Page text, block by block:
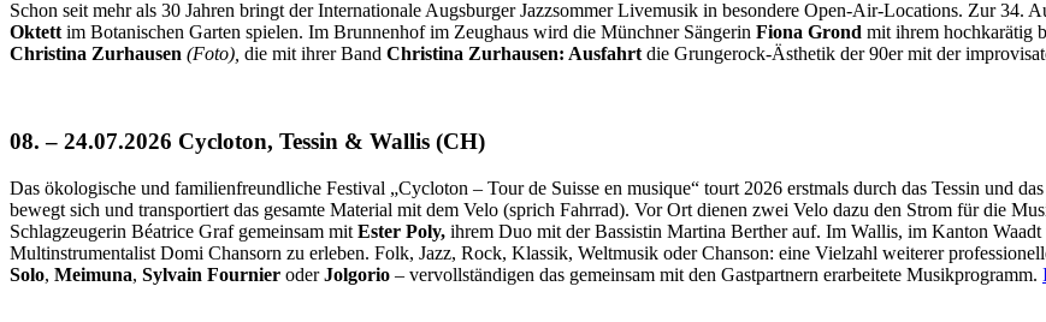
Schon seit mehr als 30 Jahren bringt der Internationale Augsburger Jazzsommer Livemusik in besondere Open-Air-Locations. Zur 34.
Oktett im Botanischen Garten spielen. Im Brunnenhof im Zeughaus wird die Münchner Sängerin Fiona Grond mit ihrem hochkarätig
Christina Zurhausen (Foto), die mit ihrer Band Christina Zurhausen: Ausfahrt die Grungerock-Ästhetik der 90er mit der
08. – 24.07.2026 Cycloton, Tessin & Wallis (CH)
Das ökologische und familienfreundliche Festival „Cycloton – Tour de Suisse en musique“ tourt 2026 erstmals durch das Tessin und
bewegt sich und transportiert das gesamte Material mit dem Velo (sprich Fahrrad). Vor Ort dienen zwei Velo dazu den Strom für die
Schlagzeugerin Béatrice Graf gemeinsam mit Ester Poly, ihrem Duo mit der Bassistin Martina Berther auf. Im Wallis, im Kanton
Multinstrumentalist Domi Chansorn zu erleben. Folk, Jazz, Rock, Klassik, Weltmusik oder Chanson: eine Vielzahl weiterer
Solo, Meimuna, Sylvain Fournier oderJolgorio – vervollständigen das gemeinsam mit den Gastpartnern erarbeitete Musikprogramm.